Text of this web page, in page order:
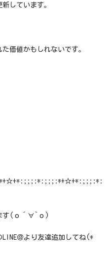
しています。
価値かもしれないです。
ます(о´∀`о)
LINE＠より友達追加してね(*